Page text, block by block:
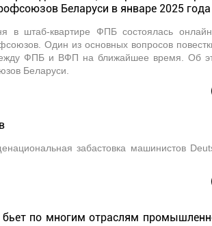
Беларуси в январе 2025
штаб-квартире ФПБ состоялась
Один из основных вопросов
ФПБ и ВФП на ближайшее время. Об
Беларуси.
забастовка машинистов
по многим отраслям